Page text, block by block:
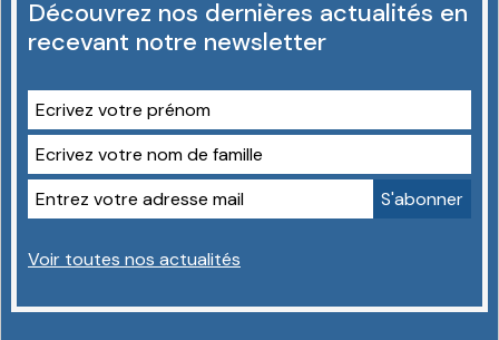
Découvrez nos dernières actualités en
recevant notre newsletter
Voir toutes nos actualités